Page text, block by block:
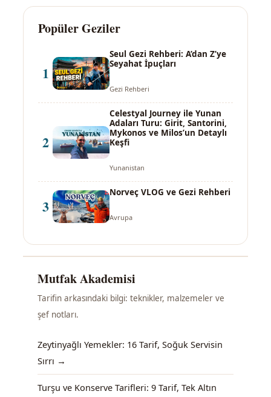
Popüler Geziler
1
Seul Gezi Rehberi: A’dan Z’ye
Seyahat İpuçları
Gezi Rehberi
2
Celestyal Journey ile Yunan
Adaları Turu: Girit, Santorini,
Mykonos ve Milos’un Detaylı
Keşfi
Yunanistan
3
Norveç VLOG ve Gezi Rehberi
Avrupa
Mutfak Akademisi
Tarifin arkasındaki bilgi: teknikler, malzemeler ve
şef notları.
Zeytinyağlı Yemekler: 16 Tarif, Soğuk Servisin
Sırrı →
Turşu ve Konserve Tarifleri: 9 Tarif, Tek Altın